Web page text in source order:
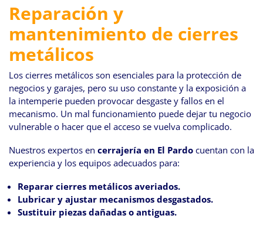
Reparación y
mantenimiento de cierres
metálicos
Los cierres metálicos son esenciales para la protección de
negocios y garajes, pero su uso constante y la exposición a
la intemperie pueden provocar desgaste y fallos en el
mecanismo. Un mal funcionamiento puede dejar tu negocio
vulnerable o hacer que el acceso se vuelva complicado.
Nuestros expertos en cerrajería en El Pardo cuentan con la
experiencia y los equipos adecuados para:
Reparar cierres metálicos averiados.
Lubricar y ajustar mecanismos desgastados.
Sustituir piezas dañadas o antiguas.